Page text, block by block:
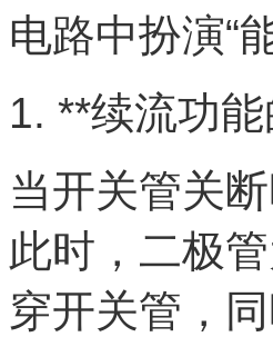
电路中扮演“
1. **续流功
当开关管关
此时，二极
穿开关管，